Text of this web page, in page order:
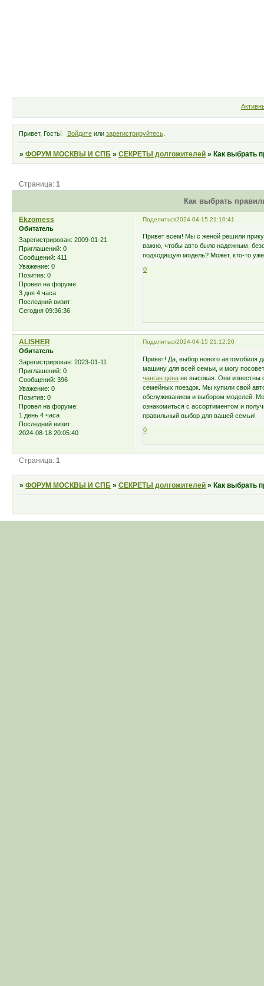
Привет, Гость! Войдитеили зарегистрируйтесь.
»ФОРУМ МОСКВЫ И СПБ »СЕКРЕТЫ долгожителей »Как выбрать
Как выбрать
Страница:1
Поделиться2024-04-15 21:10:41
Ekzomess
Обитатель
Зарегистрирован: 2009-01-21
Приглашений: 0
Сообщений: 411
Уважение: 0
Позитив: 0
Провел на форуме:
3 дня 4 часа
Последний визит:
Сегодня 09:36:36
Привет всем! Мы с женой решили
важно, чтобы авто было надежным,
подходящую модель? Может, кто-то
0
Поделиться2024-04-15 21:12:20
ALISHER
Обитатель
Зарегистрирован: 2023-01-11
Приглашений: 0
Сообщений: 396
Уважение: 0
Позитив: 0
Провел на форуме:
1 день 4 часа
Последний визит:
2024-08-18 20:05:40
Привет! Да, выбор нового автомобиля
машину для всей семьи, и могу
чанган цена не высокая. Они известны
семейных поездок. Мы купили свой
обслуживанием и выбором моделей.
ознакомиться с ассортиментом и
правильный выбор для вашей семьи!
0
Страница:1
»ФОРУМ МОСКВЫ И СПБ »СЕКРЕТЫ долгожителей » Как выбрать